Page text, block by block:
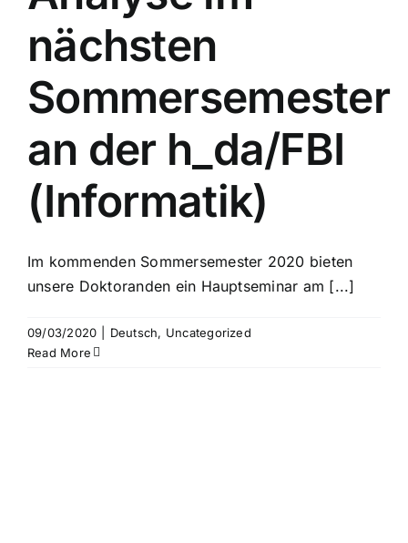
nächsten
Sommersemester
an der h_da/FBI
(Informatik)
Im kommenden Sommersemester 2020 bieten
unsere Doktoranden ein Hauptseminar am [...]
09/03/2020 Deutsch, Uncategorized
Read More